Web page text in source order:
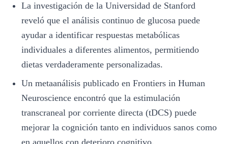
La investigación de la Universidad de Stanford
reveló que el análisis continuo de glucosa puede
ayudar a identificar respuestas metabólicas
individuales a diferentes alimentos, permitiendo
dietas verdaderamente personalizadas.
Un metaanálisis publicado en Frontiers in Human
Neuroscience encontró que la estimulación
transcraneal por corriente directa (tDCS) puede
mejorar la cognición tanto en individuos sanos como
en aquellos con deterioro cognitivo.